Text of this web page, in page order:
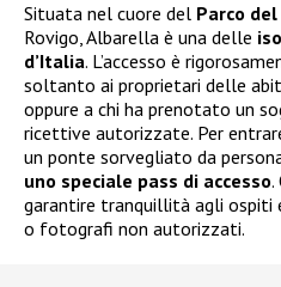
Situata nel cuore del Parco
Rovigo, Albarella è una delle
d’Italia. L’accesso è
soltanto ai proprietari delle
oppure a chi ha prenotato un
ricettive autorizzate. Per
un ponte sorvegliato da
uno speciale pass di accesso.
garantire tranquillità agli ospiti
o fotografi non autorizzati.